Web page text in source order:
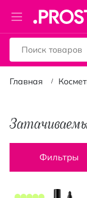
Toggle
Nav
Главная
Фильтры